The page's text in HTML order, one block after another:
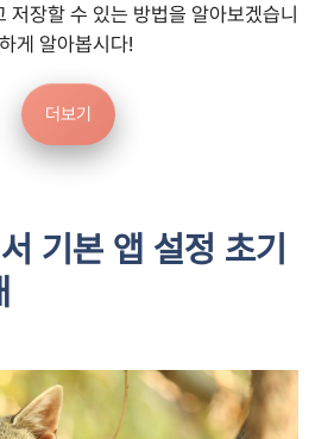
저장할 수 있는 방법을 알아보겠습니
게 알아봅시다!
더보기
기본 앱 설정 초기